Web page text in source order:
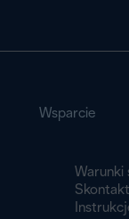
Wsparcie
Warunki